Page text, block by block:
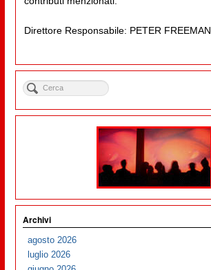
Direttore Responsabile: PETER FREEMAN
Archivi
agosto 2026
luglio 2026